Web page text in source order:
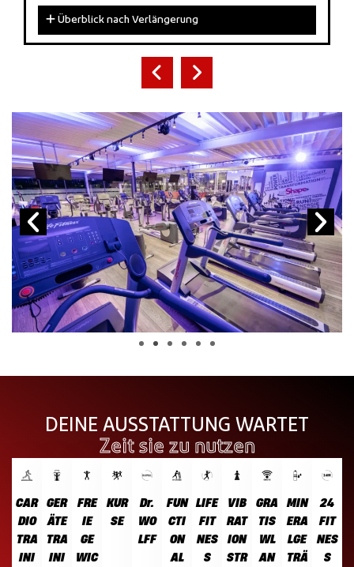
Überblick nach Verlängerung
DEINE AUSSTATTUNG WARTET
Zeit sie zu nutzen
CAR
DIO
TRA
INI
GER
ÄTE
TRA
INI
FRE
IE
GE
WIC
KUR
SE
Dr.
WO
LFF
FUN
CTI
ON
AL
LIFE
FIT
NES
S
VIB
RAT
ION
STR
GRA
TIS
WL
AN
MIN
ERA
LGE
TRÄ
24
FIT
NES
S